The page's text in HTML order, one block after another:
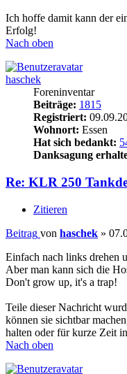
Ich hoffe damit kann der
Erfolg!
Nach oben
haschek
Foreninventar
Beiträge: 1815
Registriert:
Wohnort: Essen
Hat sich bedankt:
Danksagung
Re: KLR 250
Zitieren
Beitrag von haschek »
Einfach nach links drehen
Aber man kann sich die
Don't grow up, it's a trap!
Teile dieser Nachricht
können sie sichtbar
halten oder für kurze Zeit
Nach oben